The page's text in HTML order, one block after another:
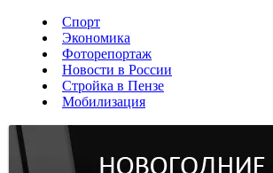
Спорт
Экономика
Фоторепортаж
Новости в России
Стройка в Пензе
Мобилизация